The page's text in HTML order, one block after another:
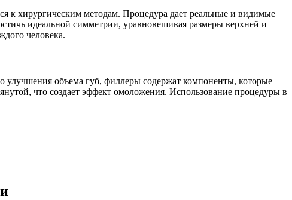
к хирургическим методам. Процедура дает реальные и видимые
идеальной симметрии, уравновешивая размеры верхней и
человека.
объема губ, филлеры содержат компоненты, которые
что создает эффект омоложения. Использование процедуры в